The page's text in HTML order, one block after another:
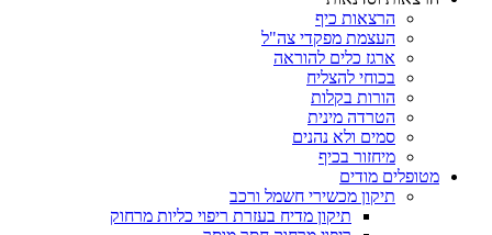
הרצאות כיף
העצמת מפקדי צה"ל
ארגז כלים להוראה
בכוחי להצליח
הורות בקלות
הטרדה מינית
סמים ולא נהנים
מיחזור בכיף
מטופלים מודים
תיקון מכשירי חשמל ורכב
תיקון מדיח בעזרת ריפוי כליות מרחוק